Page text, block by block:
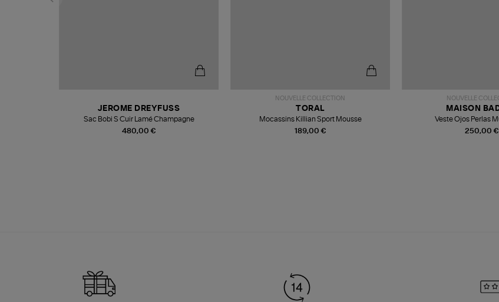
480,00 €
JEROME DREYFUSS
Sac Bobi S Cuir Lamé Champagne
NOUVELLE COLLECTION
189,00 €
TORAL
Mocassins Killian Sport Mousse
NOUVELLE
250,00 €
MAISON
Veste Ojos Perlas